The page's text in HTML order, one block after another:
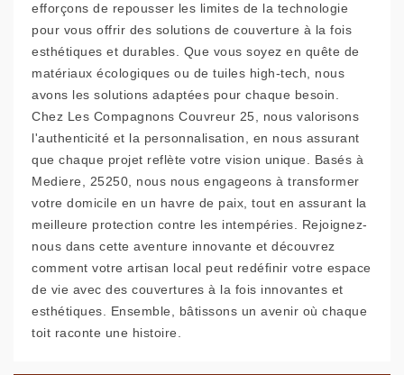
efforçons de repousser les limites de la technologie
pour vous offrir des solutions de couverture à la fois
esthétiques et durables. Que vous soyez en quête de
matériaux écologiques ou de tuiles high-tech, nous
avons les solutions adaptées pour chaque besoin.
Chez Les Compagnons Couvreur 25, nous valorisons
l'authenticité et la personnalisation, en nous assurant
que chaque projet reflète votre vision unique. Basés à
Mediere, 25250, nous nous engageons à transformer
votre domicile en un havre de paix, tout en assurant la
meilleure protection contre les intempéries. Rejoignez-
nous dans cette aventure innovante et découvrez
comment votre artisan local peut redéfinir votre espace
de vie avec des couvertures à la fois innovantes et
esthétiques. Ensemble, bâtissons un avenir où chaque
toit raconte une histoire.